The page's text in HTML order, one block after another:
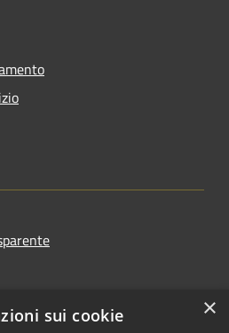
×
sui cookie